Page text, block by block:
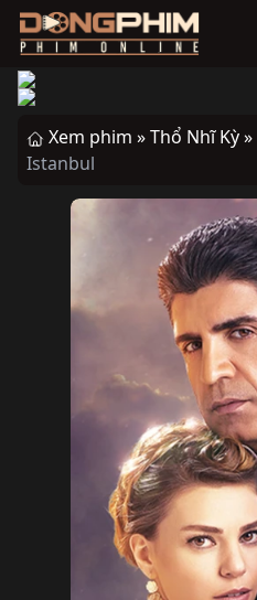
Xem phim »Thổ Nhĩ Kỳ »
Istanbul